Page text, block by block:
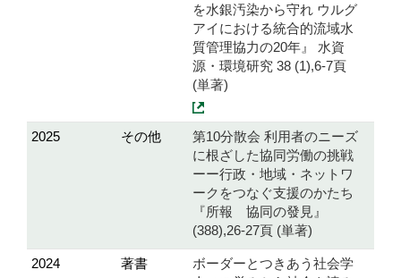
を水銀汚染から守れ ウルグ
アイにおける統合的流域水
質管理協力の20年』 水資
源・環境研究 38 (1),6-7頁
(単著)
2025 その他
第10分散会 利用者のニーズ
に根ざした協同労働の挑戦
ーー行政・地域・ネットワ
ークをつなぐ支援のかたち
『所報 協同の發見』
(388),26-27頁 (単著)
2024 著書
ボーダーとつきあう社会学